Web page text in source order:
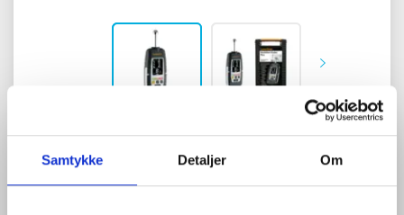
Samtykke Detaljer Om
1.900,00 DKK